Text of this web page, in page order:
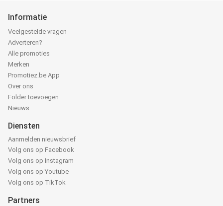
Informatie
Veelgestelde vragen
Adverteren?
Alle promoties
Merken
Promotiez.be App
Over ons
Folder toevoegen
Nieuws
Diensten
Aanmelden nieuwsbrief
Volg ons op Facebook
Volg ons op Instagram
Volg ons op Youtube
Volg ons op TikTok
Partners